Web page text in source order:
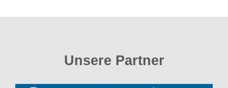
Unsere Partner